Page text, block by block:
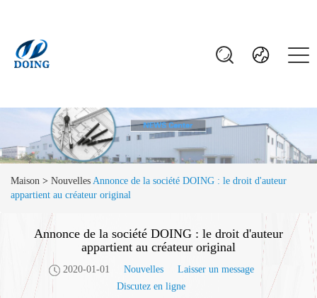
Maison > Nouvelles Annonce de la société DOING : le droit d'auteur
appartient au créateur original
Annonce de la société DOING : le droit d'auteur
appartient au créateur original
2020-01-01 Nouvelles
Laisser un message
Discutez en ligne